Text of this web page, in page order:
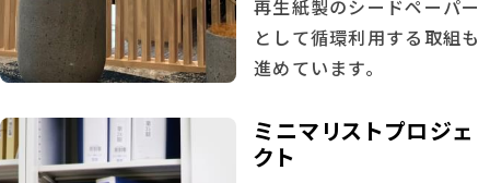
再生紙製のシードペーパー
として循環利用する取組も
進めています。
ミニマリストプロジェ
クト